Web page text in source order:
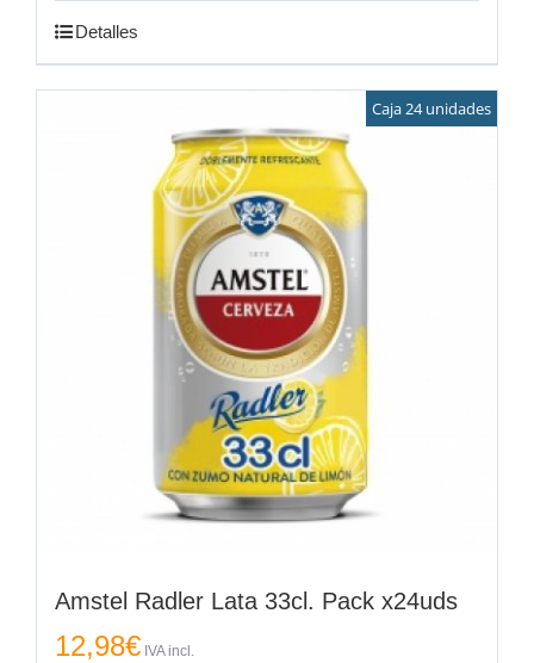
Detalles
Caja 24 unidades
Amstel Radler Lata 33cl. Pack x24uds
12,98€ IVA incl.